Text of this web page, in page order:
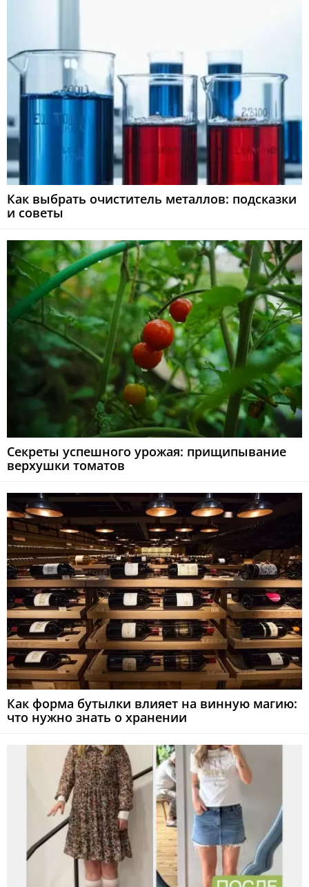
Как выбрать очиститель металлов: подсказки
и советы
Секреты успешного урожая: прищипывание
верхушки томатов
Как форма бутылки влияет на винную магию:
что нужно знать о хранении